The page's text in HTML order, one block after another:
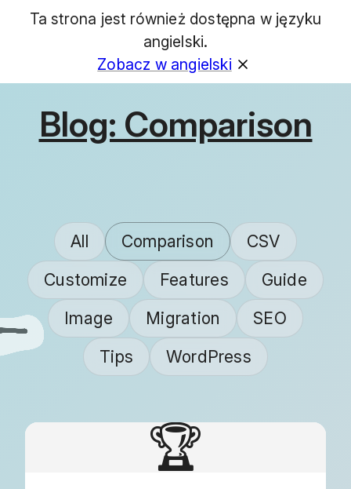
GET
Blog: Comparison
All Comparison
CSV
Customize
Features
Guide
Image
Migration
SEO
Tips
WordPress
🏆
Ta strona jest również dostępna w języku
angielski.
Zobacz w angielski